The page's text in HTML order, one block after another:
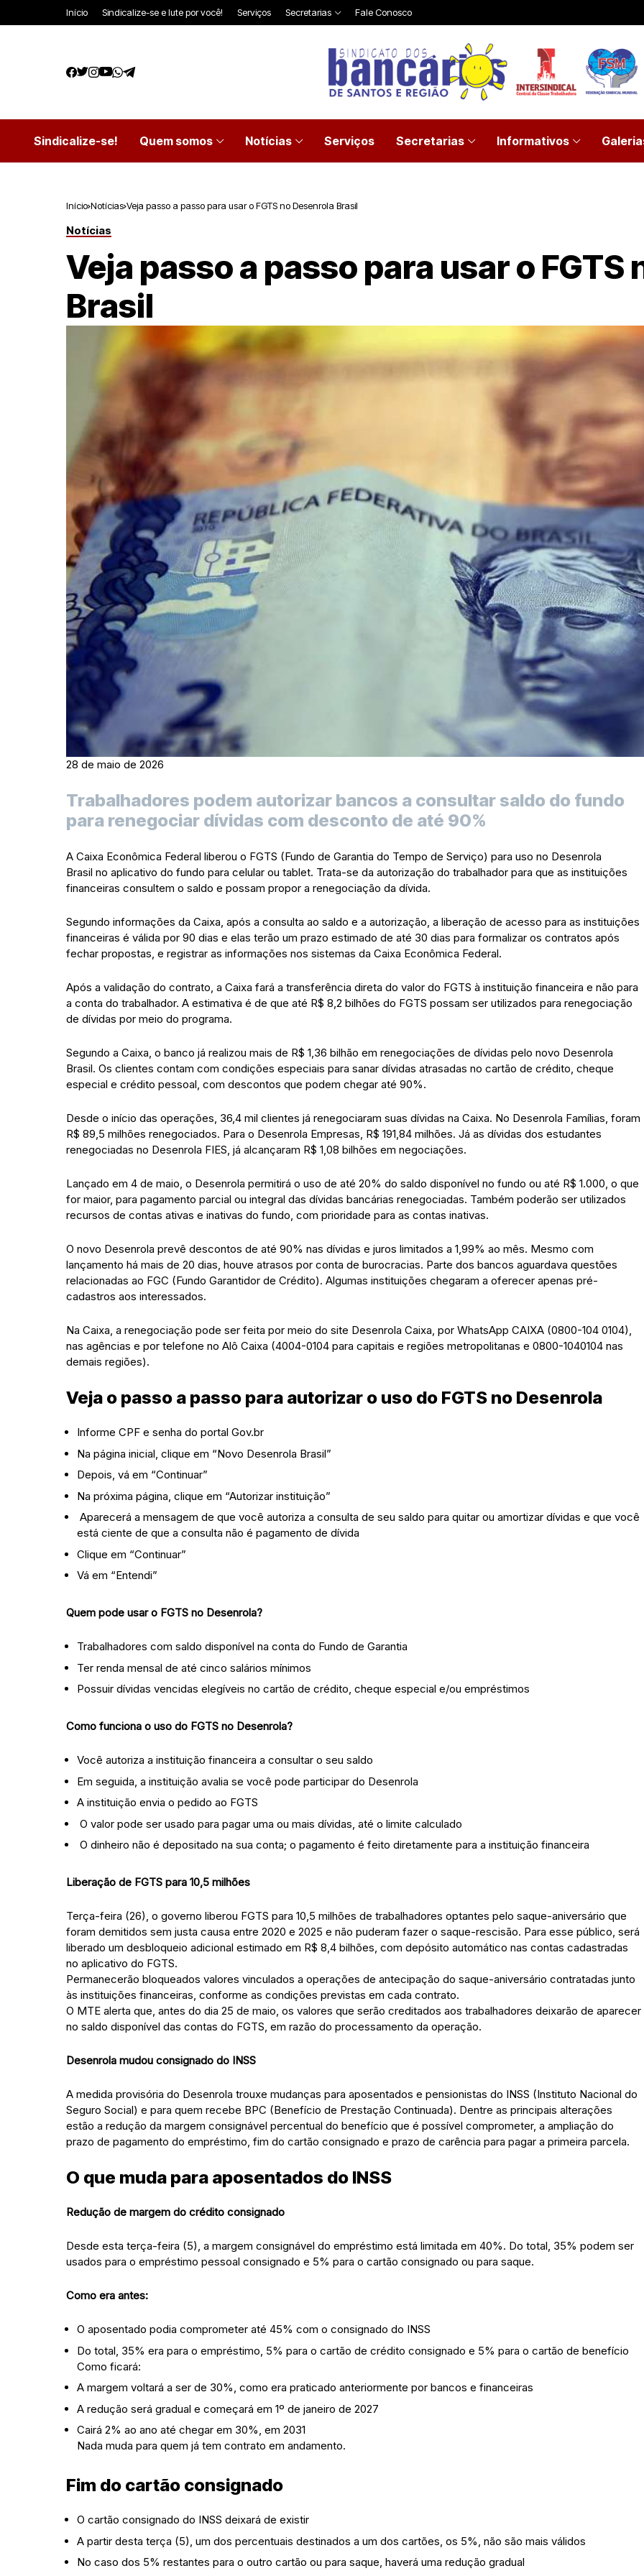
Início Sindicalize-se e lute por você! Serviços Secretarias Fale Conosco
Sindicalize-se! Quem somos Notícias Serviços Secretarias Informativos
Início Notícias Veja passo a passo para usar o FGTS no Desenrola Brasil
Notícias
Veja passo a passo para usar o FGTS
Brasil
28 de maio de 2026
Trabalhadores podem autorizar bancos a consultar saldo do fundo
para renegociar dívidas com desconto de até 90%
A Caixa Econômica Federal liberou o FGTS (Fundo de Garantia do Tempo de Serviço) para uso no Desenrola
Brasil no aplicativo do fundo para celular ou tablet. Trata-se da autorização do trabalhador para que as instituições
financeiras consultem o saldo e possam propor a renegociação da dívida.
Segundo informações da Caixa, após a consulta ao saldo e a autorização, a liberação de acesso para as instituições
financeiras é válida por 90 dias e elas terão um prazo estimado de até 30 dias para formalizar os contratos após
fechar propostas, e registrar as informações nos sistemas da Caixa Econômica Federal.
Após a validação do contrato, a Caixa fará a transferência direta do valor do FGTS à instituição financeira e não para
a conta do trabalhador. A estimativa é de que até R$ 8,2 bilhões do FGTS possam ser utilizados para renegociação
de dívidas por meio do programa.
Segundo a Caixa, o banco já realizou mais de R$ 1,36 bilhão em renegociações de dívidas pelo novo Desenrola
Brasil. Os clientes contam com condições especiais para sanar dívidas atrasadas no cartão de crédito, cheque
especial e crédito pessoal, com descontos que podem chegar até 90%.
Desde o início das operações, 36,4 mil clientes já renegociaram suas dívidas na Caixa. No Desenrola Famílias, foram
R$ 89,5 milhões renegociados. Para o Desenrola Empresas, R$ 191,84 milhões. Já as dívidas dos estudantes
renegociadas no Desenrola FIES, já alcançaram R$ 1,08 bilhões em negociações.
Lançado em 4 de maio, o Desenrola permitirá o uso de até 20% do saldo disponível no fundo ou até R$ 1.000, o que
for maior, para pagamento parcial ou integral das dívidas bancárias renegociadas. Também poderão ser utilizados
recursos de contas ativas e inativas do fundo, com prioridade para as contas inativas.
O novo Desenrola prevê descontos de até 90% nas dívidas e juros limitados a 1,99% ao mês. Mesmo com
lançamento há mais de 20 dias, houve atrasos por conta de burocracias. Parte dos bancos aguardava questões
relacionadas ao FGC (Fundo Garantidor de Crédito). Algumas instituições chegaram a oferecer apenas pré-
cadastros aos interessados.
Na Caixa, a renegociação pode ser feita por meio do site Desenrola Caixa, por WhatsApp CAIXA (0800-104 0104),
nas agências e por telefone no Alô Caixa (4004-0104 para capitais e regiões metropolitanas e 0800-1040104 nas
demais regiões).
Veja o passo a passo para autorizar o uso do FGTS no Desenrola
Informe CPF e senha do portal Gov.br
Na página inicial, clique em “Novo Desenrola Brasil”
Depois, vá em “Continuar”
Na próxima página, clique em “Autorizar instituição”
Aparecerá a mensagem de que você autoriza a consulta de seu saldo para quitar ou amortizar dívidas e que você
está ciente de que a consulta não é pagamento de dívida
Clique em “Continuar”
Vá em “Entendi”
Quem pode usar o FGTS no Desenrola?
Trabalhadores com saldo disponível na conta do Fundo de Garantia
Ter renda mensal de até cinco salários mínimos
Possuir dívidas vencidas elegíveis no cartão de crédito, cheque especial e/ou empréstimos
Como funciona o uso do FGTS no Desenrola?
Você autoriza a instituição financeira a consultar o seu saldo
Em seguida, a instituição avalia se você pode participar do Desenrola
A instituição envia o pedido ao FGTS
O valor pode ser usado para pagar uma ou mais dívidas, até o limite calculado
O dinheiro não é depositado na sua conta; o pagamento é feito diretamente para a instituição financeira
Liberação de FGTS para 10,5 milhões
Terça-feira (26), o governo liberou FGTS para 10,5 milhões de trabalhadores optantes pelo saque-aniversário que
foram demitidos sem justa causa entre 2020 e 2025 e não puderam fazer o saque-rescisão. Para esse público, será
liberado um desbloqueio adicional estimado em R$ 8,4 bilhões, com depósito automático nas contas cadastradas
no aplicativo do FGTS.
Permanecerão bloqueados valores vinculados a operações de antecipação do saque-aniversário contratadas junto
às instituições financeiras, conforme as condições previstas em cada contrato.
O MTE alerta que, antes do dia 25 de maio, os valores que serão creditados aos trabalhadores deixarão de aparecer
no saldo disponível das contas do FGTS, em razão do processamento da operação.
Desenrola mudou consignado do INSS
A medida provisória do Desenrola trouxe mudanças para aposentados e pensionistas do INSS (Instituto Nacional do
Seguro Social) e para quem recebe BPC (Benefício de Prestação Continuada). Dentre as principais alterações
estão a redução da margem consignável percentual do benefício que é possível comprometer, a ampliação do
prazo de pagamento do empréstimo, fim do cartão consignado e prazo de carência para pagar a primeira parcela.
O que muda para aposentados do INSS
Redução de margem do crédito consignado
Desde esta terça-feira (5), a margem consignável do empréstimo está limitada em 40%. Do total, 35% podem ser
usados para o empréstimo pessoal consignado e 5% para o cartão consignado ou para saque.
Como era antes:
O aposentado podia comprometer até 45% com o consignado do INSS
Do total, 35% era para o empréstimo, 5% para o cartão de crédito consignado e 5% para o cartão de benefício
Como ficará:
A margem voltará a ser de 30%, como era praticado anteriormente por bancos e financeiras
A redução será gradual e começará em 1º de janeiro de 2027
Cairá 2% ao ano até chegar em 30%, em 2031
Nada muda para quem já tem contrato em andamento.
Fim do cartão consignado
O cartão consignado do INSS deixará de existir
A partir desta terça (5), um dos percentuais destinados a um dos cartões, os 5%, não são mais válidos
No caso dos 5% restantes para o outro cartão ou para saque, haverá uma redução gradual